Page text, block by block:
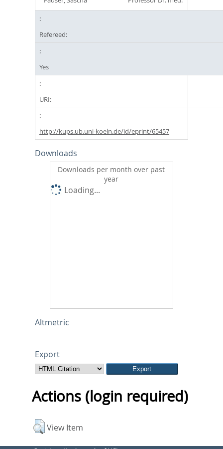
Refereed:
Yes
URI:
http://kups.ub.uni-koeln.de/id/eprint/65457
Downloads
Downloads per month over past
year
Loading...
Altmetric
Export
Actions (login required)
View Item